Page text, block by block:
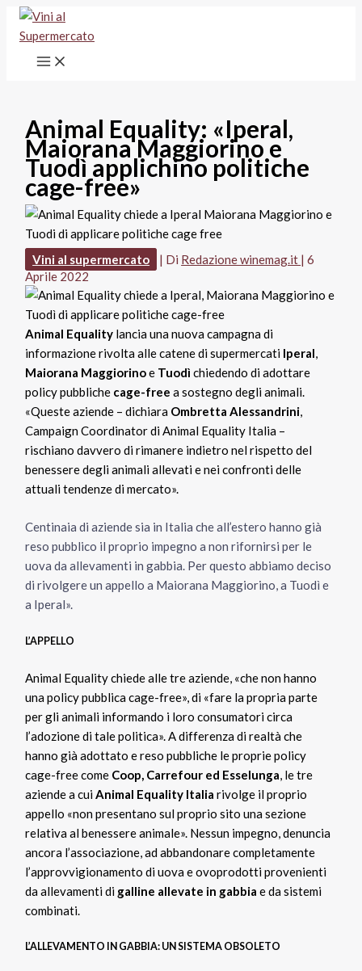
Vai
contenuto
Animal Equality: «Iperal,
Maiorana Maggiorino e
Tuodì applichino politiche
cage-free»
Vini al supermercato | Di Redazione winemag.it |6
Aprile 2022
Animal Equality lancia una nuova campagna di
informazione rivolta alle catene di supermercati Iperal,
Maiorana Maggiorinoe Tuodì chiedendo di adottare
policy pubbliche cage-free a sostegno degli animali.
«Queste aziende – dichiara Ombretta Alessandrini,
Campaign Coordinator di Animal Equality Italia –
rischiano davvero di rimanere indietro nel rispetto del
benessere degli animali allevati e nei confronti delle
attuali tendenze di mercato».
Centinaia di aziende sia in Italia che all’estero hanno già
reso pubblico il proprio impegno a non rifornirsi per le
uova da allevamenti in gabbia. Per questo abbiamo deciso
di rivolgere un appello a Maiorana Maggiorino, a Tuodì e
a Iperal».
L’APPELLO
Animal Equality chiede alle tre aziende, «che non hanno
una policy pubblica cage-free», di «fare la propria parte
per gli animali informando i loro consumatori circa
l’adozione di tale politica». A differenza di realtà che
hanno già adottato e reso pubbliche le proprie policy
cage-free come Coop, Carrefour ed Esselunga, le tre
aziende a cuiAnimal Equality Italia rivolge il proprio
appello «non presentano sul proprio sito una sezione
relativa al benessere animale». Nessun impegno, denuncia
ancora l’associazione, ad abbandonare completamente
l’approvvigionamento di uova e ovoprodotti provenienti
da allevamenti di galline allevate in gabbia e da sistemi
combinati.
L’ALLEVAMENTO IN GABBIA: UN SISTEMA OBSOLETO